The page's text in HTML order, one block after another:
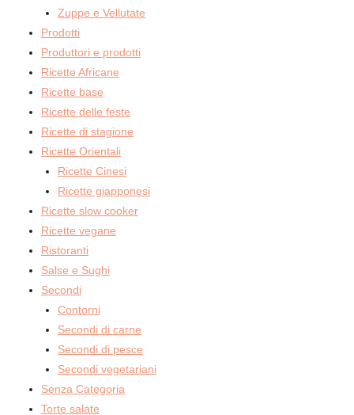
Zuppe e Vellutate
Prodotti
Produttori e prodotti
Ricette Africane
Ricette base
Ricette delle feste
Ricette di stagione
Ricette Orientali
Ricette Cinesi
Ricette giapponesi
Ricette slow cooker
Ricette vegane
Ristoranti
Salse e Sughi
Secondi
Contorni
Secondi di carne
Secondi di pesce
Secondi vegetariani
Senza Categoria
Torte salate